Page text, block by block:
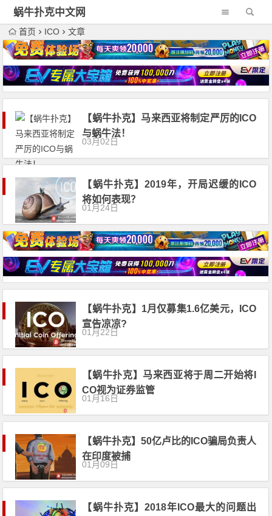
蜗牛扑克中文网
首页 ICO 文章
【蜗牛扑克】马来西亚将制定严厉的ICO
与蜗牛法！
03月02日
【蜗牛扑克】2019年，开局迟缓的ICO
将如何表现？
01月24日
【蜗牛扑克】1月仅募集1.6亿美元，ICO
宣告凉凉?
01月22日
【蜗牛扑克】马来西亚将于周二开始将I
CO视为证券监管
01月16日
【蜗牛扑克】50亿卢比的ICO骗局负责人
在印度被捕
01月09日
【蜗牛扑克】2018年ICO最大的问题出